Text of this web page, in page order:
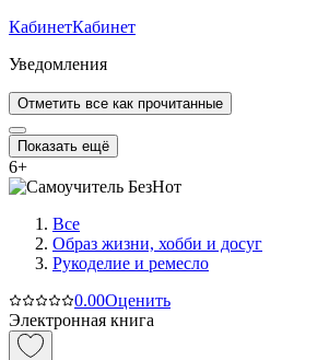
КабинетКабинет
Уведомления
Отметить все как прочитанные
Показать ещё
6+
Все
Образ жизни, хобби и досуг
Рукоделие и ремесло
0.00Оценить
Электронная книга